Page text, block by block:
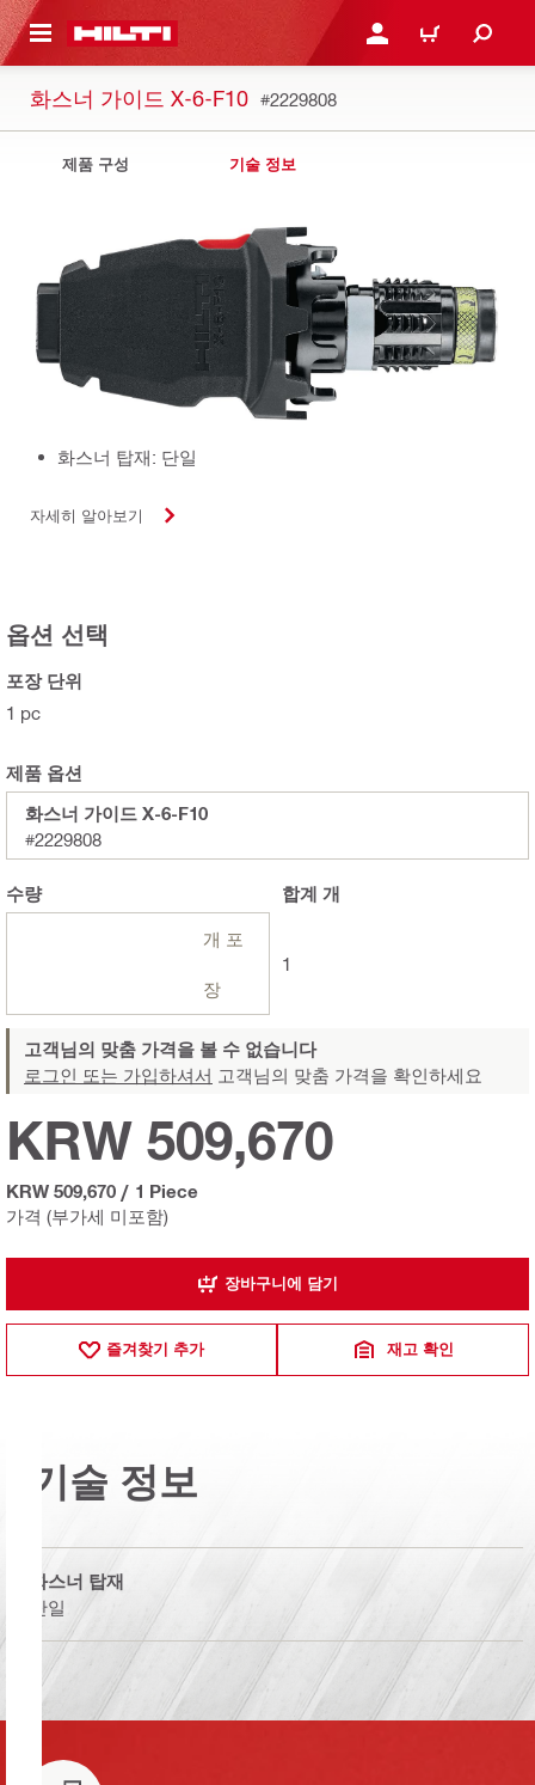
으로 건너뛰기 로그인 또는 회원가입
장바구니
화스너 가이드 X-6-F10 #2229808
제품 구성 기술 정보
화스너 탑재: 단일
자세히 알아보기
옵션 선택
포장 단위
1 pc
제품 옵션
화스너 가이드 X-6-F10
#2229808
수량
개 포
장
합계 개
1
고객님의 맞춤 가격을 볼 수 없습니다
로그인 또는 가입하셔서 고객님의 맞춤 가격을 확인하세요
가격 (부가세 미포함)
KRW 509,670
KRW 509,670 / 1 Piece
장바구니에 담기
즐겨찾기 추가 재고 확인
기술 정보
화스너 탑재
단일